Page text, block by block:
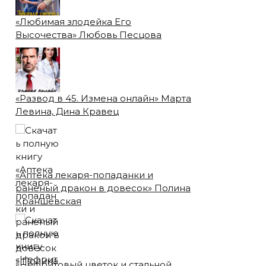
«Любимая злодейка Его
Высочества» Любовь Песцова
«Развод в 45. Измена онлайн» Марта
Левина, Дина Кравец
«Аптека лекаря-попаданки и
раненый дракон в довесок» Полина
Краншевская